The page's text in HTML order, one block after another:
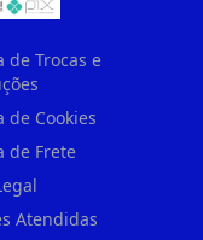
de Trocas e
de Cookies
de Frete
Atendidas